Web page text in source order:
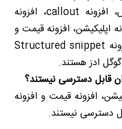
افزونه سایت لینک، افزونه تماس، افزونه callout، افزونه
اپلیکیشن، افزونه قیمت و
افزونه موقعیت مکانی پیوسته، افزونه Structured snippet
ادز هستند.
افزونه قیمت و افزونه
دسترسی نیستند.